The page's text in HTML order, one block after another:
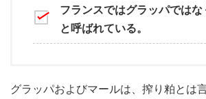
フランスではグラッパではな
と呼ばれている。
グラッパおよびマールは、搾り粕とは